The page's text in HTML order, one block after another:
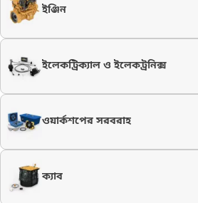
ইঞ্জিন
ইলেকট্রিক্যাল ও ইলেকট্রনিক্স
ওয়ার্কশপের সরবরাহ
ক্যাব